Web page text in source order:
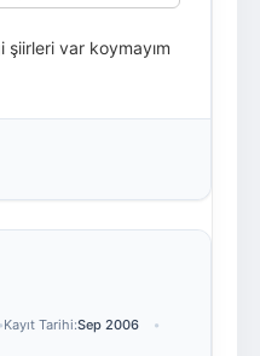
var koymayım
Kayıt Tarihi:Sep 2006